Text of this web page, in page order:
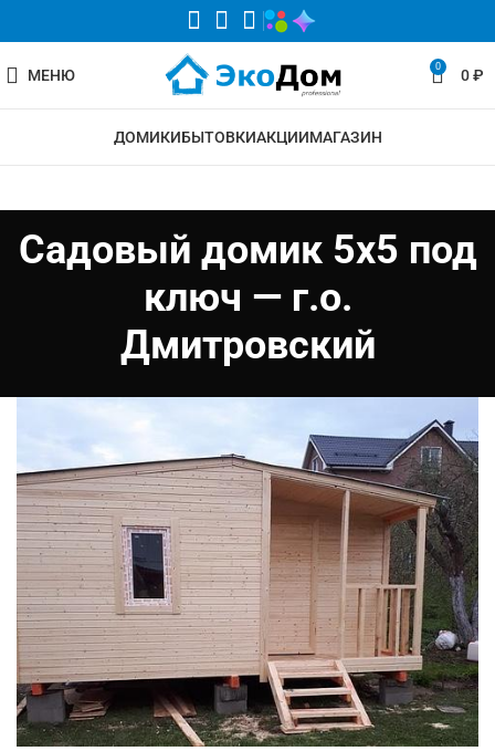
МЕНЮ 0 0₽
ДОМИКИБЫТОВКИАКЦИИМАГАЗИН
Садовый домик 5х5 под
ключ — г.о.
Дмитровский